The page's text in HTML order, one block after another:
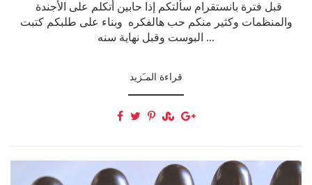
والمنظمات وكثير منكم حب هالفكره وبناء على طلبكم كتبت
البوست وقبل نهاية سنه ...
قراءة المـَزيد